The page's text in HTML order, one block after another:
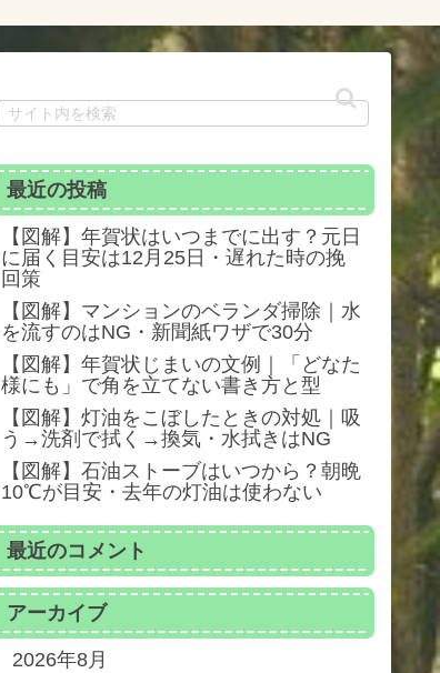
最近の投稿
【図解】年賀状はいつまでに出す？元日
に届く目安は12月25日・遅れた時の挽
回策
【図解】マンションのベランダ掃除｜水
を流すのはNG・新聞紙ワザで30分
【図解】年賀状じまいの文例｜「どなた
様にも」で角を立てない書き方と型
【図解】灯油をこぼしたときの対処｜吸
う→洗剤で拭く→換気・水拭きはNG
【図解】石油ストーブはいつから？朝晩
10℃が目安・去年の灯油は使わない
最近のコメント
アーカイブ
2026年8月